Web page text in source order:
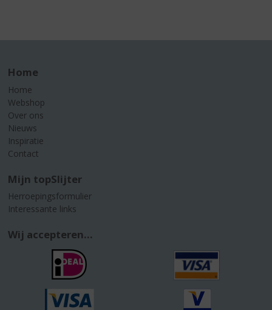
Home
Home
Webshop
Over ons
Nieuws
Inspiratie
Contact
Mijn topSlijter
Herroepingsformulier
Interessante links
Wij accepteren...